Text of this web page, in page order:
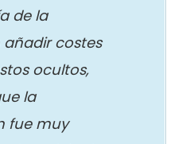
de la
costes
ocultos,
la
fue muy